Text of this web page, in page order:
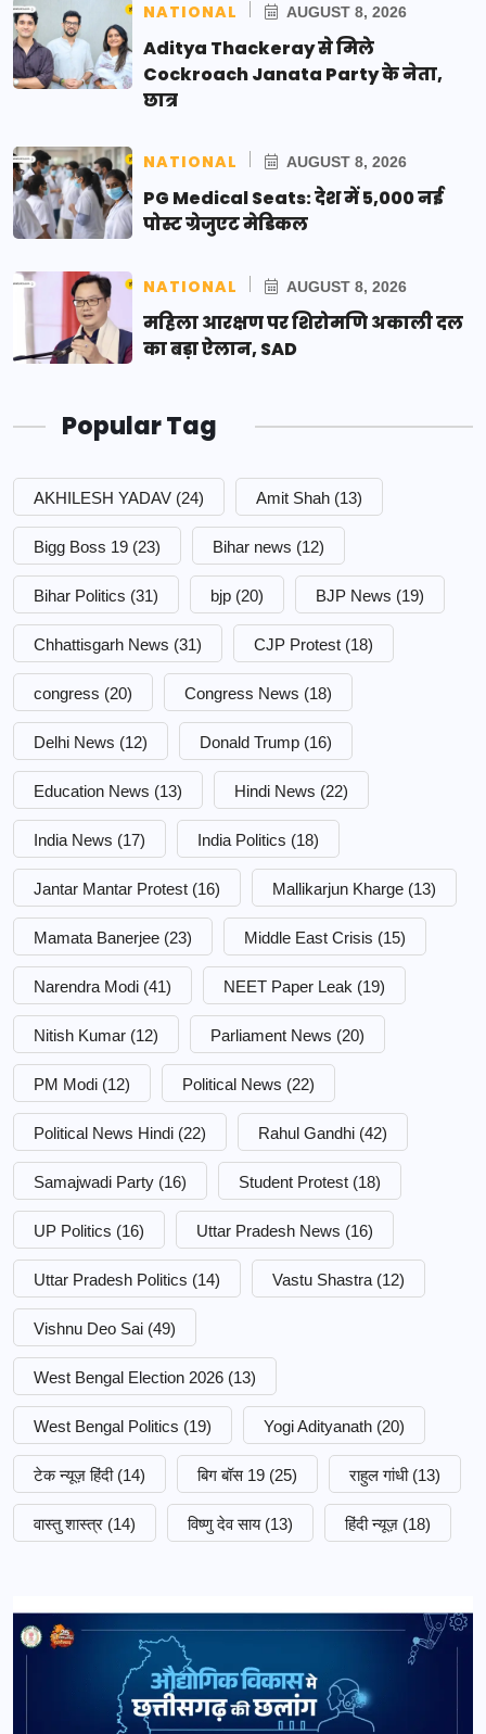
NATIONAL AUGUST 8, 2026
Aditya Thackeray से मिले
Cockroach Janata Party के नेता,
छात्र
NATIONAL AUGUST 8, 2026
PG Medical Seats: देश में 5,000 नई
पोस्ट ग्रेजुएट मेडिकल
NATIONAL AUGUST 8, 2026
महिला आरक्षण पर शिरोमणि अकाली दल
का बड़ा ऐलान, SAD
Popular Tag
AKHILESH YADAV (24) Amit Shah (13)
Bigg Boss 19 (23) Bihar news (12)
Bihar Politics (31) bjp (20) BJP News (19)
Chhattisgarh News (31) CJP Protest (18)
congress (20) Congress News (18)
Delhi News (12) Donald Trump (16)
Education News (13) Hindi News (22)
India News (17) India Politics (18)
Jantar Mantar Protest (16) Mallikarjun Kharge (13)
Mamata Banerjee (23) Middle East Crisis (15)
Narendra Modi (41) NEET Paper Leak (19)
Nitish Kumar (12) Parliament News (20)
PM Modi (12) Political News (22)
Political News Hindi (22) Rahul Gandhi (42)
Samajwadi Party (16) Student Protest (18)
UP Politics (16) Uttar Pradesh News (16)
Uttar Pradesh Politics (14) Vastu Shastra (12)
Vishnu Deo Sai (49)
West Bengal Election 2026 (13)
West Bengal Politics (19) Yogi Adityanath (20)
टेक न्यूज़ हिंदी (14) बिग बॉस 19 (25) राहुल गांधी (13)
वास्तु शास्त्र (14) विष्णु देव साय (13) हिंदी न्यूज़ (18)